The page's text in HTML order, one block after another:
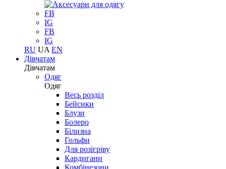
FB
IG
FB
IG
RU UA EN
Дівчатам
Дівчатам
Одяг
Одяг
Весь розділ
Бейсики
Блузи
Болеро
Білизна
Гольфи
Для розігріву
Кардигани
Комбінезони